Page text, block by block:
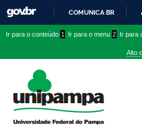
COMUNICA BR
conteúdo
menu
superior
menu
Ir para o conteúdo 1 Ir para o menu 2 Ir para
Alto